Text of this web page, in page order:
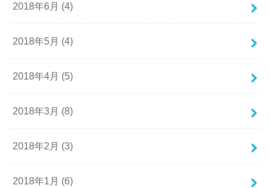
2018年6月 (4)
2018年5月 (4)
2018年4月 (5)
2018年3月 (8)
2018年2月 (3)
2018年1月 (6)